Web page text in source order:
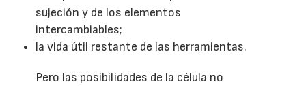
sujeción y de los elementos
intercambiables;
la vida útil restante de las herramientas.
Pero las posibilidades de la célula no